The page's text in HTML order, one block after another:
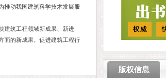
推动我国建筑科学技术发展服
建筑工程领域新成果、新进
面的新成果。促进建筑工程行
版权信息